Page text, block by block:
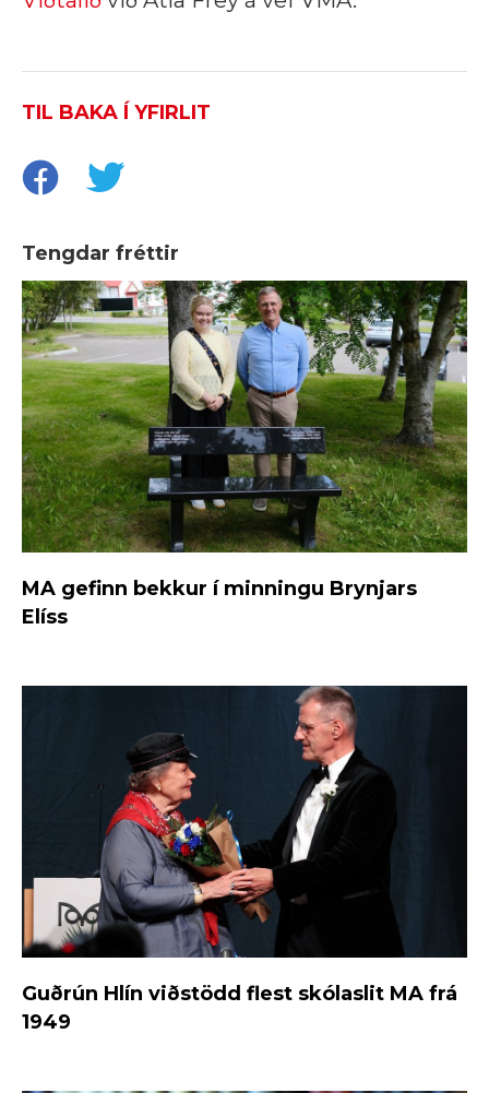
TIL BAKA Í YFIRLIT
Tengdar fréttir
MA gefinn bekkur í minningu Brynjars
Elíss
Guðrún Hlín viðstödd flest skólaslit MA frá
1949